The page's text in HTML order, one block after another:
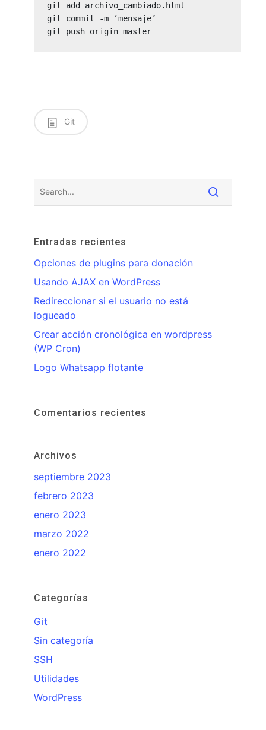
git add archivo_cambiado.html
git commit -m ‘mensaje’
git push origin master
Git
Entradas recientes
Opciones de plugins para donación
Usando AJAX en WordPress
Redireccionar si el usuario no está
logueado
Crear acción cronológica en wordpress
(WP Cron)
Logo Whatsapp flotante
Comentarios recientes
Archivos
septiembre 2023
febrero 2023
enero 2023
marzo 2022
enero 2022
Categorías
Git
Sin categoría
SSH
Utilidades
WordPress